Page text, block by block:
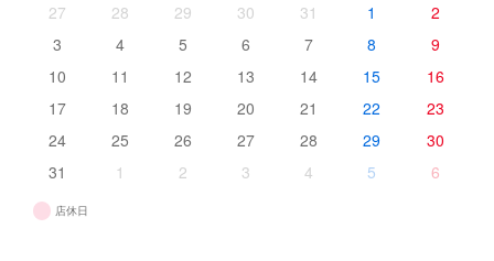
27 28 29 30 31 1
2
3
4 5 6 7 8
9
10
11 12 13 14 15
16
17
18 19 20 21 22
23
24
25 26 27 28 29
30
31
1 2 3 4 5 6
店休日